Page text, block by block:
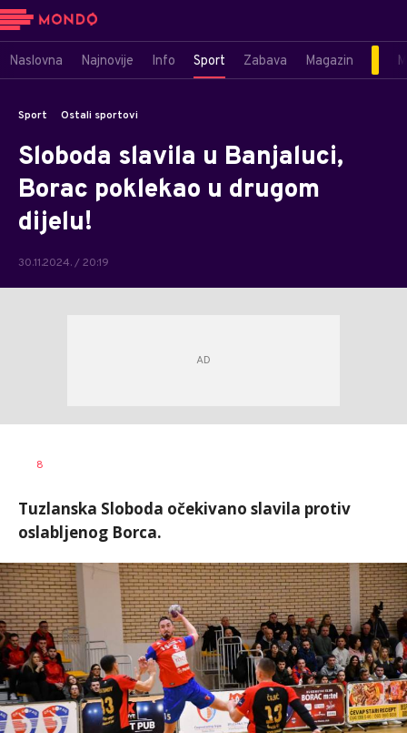
Naslovna Najnovije Info Sport Zabava Magazin
Sport Ostali sportovi
Sloboda slavila u Banjaluci,
Borac poklekao u drugom
dijelu!
30.11.2024. / 20:19
AUTOR
8
Tuzlanska Sloboda očekivano slavila protiv
oslabljenog Borca.